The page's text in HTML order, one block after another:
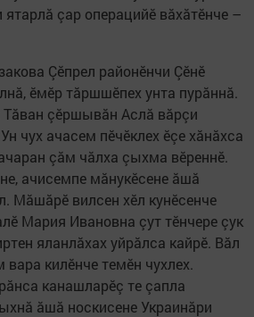
çар операцийӗ вăхăтӗнче –
Çӗпрел районӗнчи Çӗнӗ
ӗмӗр тăршшӗпех унта пурăннă.
Тăван çӗршывăн Аслă вăрçи
чух ачасем пӗчӗклех ӗçе хăнăхса
çăм чăлха çыхма вӗреннӗ.
ачисемпе мăнукӗсене ăшă
Мăшăрӗ вилсен хӗл кунӗсенче
Мария Ивановна çут тӗнчере çук
яланлăхах уйрăлса кайрӗ. Вăл
килӗнче темӗн чухлех.
канашларӗç те çапла
ăшă носкисене Украинăри